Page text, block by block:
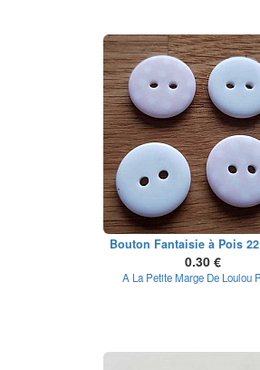
Bouton Fantaisie à Pois
0.30 €
A La Petite Marge De Loulou